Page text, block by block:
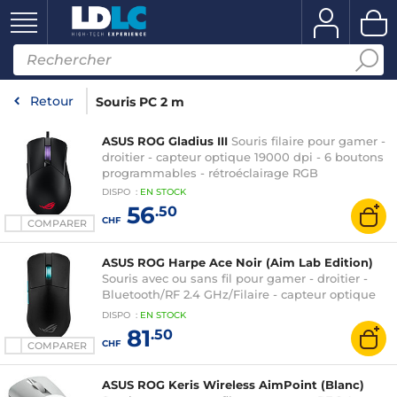
Retour Souris PC 2 m
COMPARER
ASUS ROG Gladius III Souris filaire pour gamer -
droitier - capteur optique 19000 dpi - 6 boutons
programmables - rétroéclairage RGB
DISPO : EN STOCK
CHF56.50
COMPARER
ASUS ROG Harpe Ace Noir (Aim Lab Edition)
Souris avec ou sans fil pour gamer - droitier -
Bluetooth/RF 2.4 GHz/Filaire - capteur optique
36000 dpi - 5 boutons programmables -
rétroéclairage RGB Aura Sync
DISPO : EN STOCK
CHF81.50
ASUS ROG Keris Wireless AimPoint (Blanc)